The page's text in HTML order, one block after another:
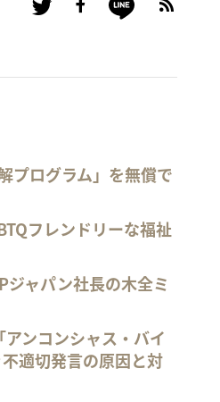
プログラム」を無償で
フレンドリーな福祉
ジャパン社長の木全ミ
ンコンシャス・バイ
適切発言の原因と対